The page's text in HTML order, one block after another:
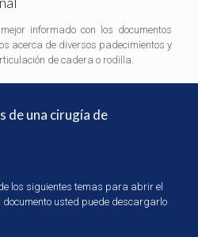
informado con los documentos
acerca de diversos padecimientos y
de cadera o rodilla.
de una cirugía de
los siguientes temas para abrir el
documento usted puede descargarlo